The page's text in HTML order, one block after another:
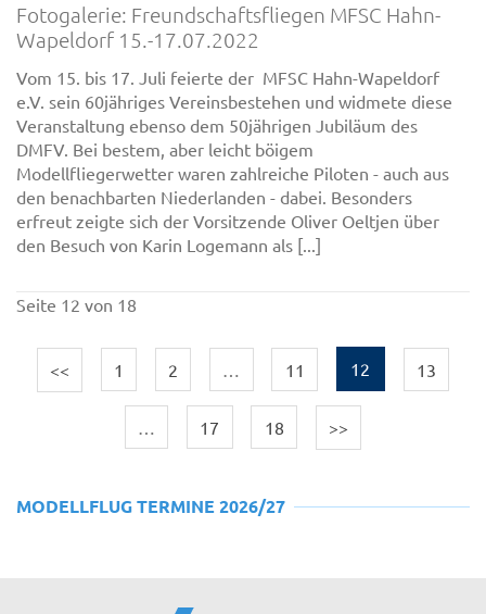
Fotogalerie: Freundschaftsfliegen MFSC Hahn-
Wapeldorf 15.-17.07.2022
Vom 15. bis 17. Juli feierte der MFSC Hahn-Wapeldorf
e.V. sein 60jähriges Vereinsbestehen und widmete diese
Veranstaltung ebenso dem 50jährigen Jubiläum des
DMFV. Bei bestem, aber leicht böigem
Modellfliegerwetter waren zahlreiche Piloten - auch aus
den benachbarten Niederlanden - dabei. Besonders
erfreut zeigte sich der Vorsitzende Oliver Oeltjen über
den Besuch von Karin Logemann als [...]
Seite 12 von 18
<< 1 2 11 12 13
… 17 18 >>
MODELLFLUG TERMINE 2026/27